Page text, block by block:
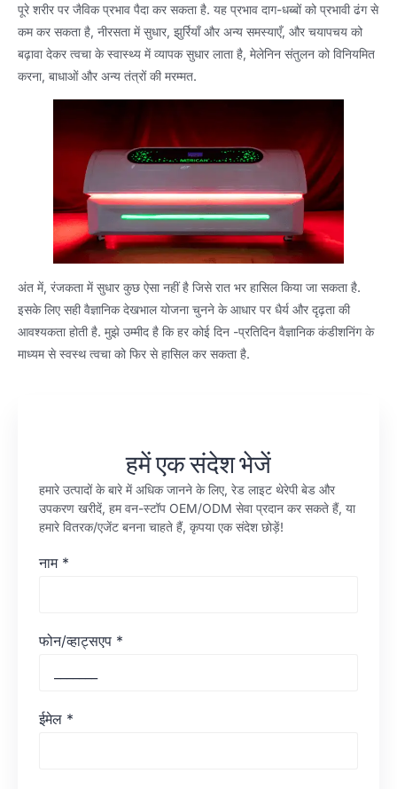
पूरे शरीर पर जैविक प्रभाव पैदा कर सकता है. यह प्रभाव दाग-धब्बों को प्रभावी ढंग से
कम कर सकता है, नीरसता में सुधार, झुर्रियाँ और अन्य समस्याएँ, और चयापचय को
बढ़ावा देकर त्वचा के स्वास्थ्य में व्यापक सुधार लाता है, मेलेनिन संतुलन को विनियमित
करना, बाधाओं और अन्य तंत्रों की मरम्मत.
अंत में, रंजकता में सुधार कुछ ऐसा नहीं है जिसे रात भर हासिल किया जा सकता है.
इसके लिए सही वैज्ञानिक देखभाल योजना चुनने के आधार पर धैर्य और दृढ़ता की
आवश्यकता होती है. मुझे उम्मीद है कि हर कोई दिन -प्रतिदिन वैज्ञानिक कंडीशनिंग के
माध्यम से स्वस्थ त्वचा को फिर से हासिल कर सकता है.
हमें एक संदेश भेजें
हमारे उत्पादों के बारे में अधिक जानने के लिए, रेड लाइट थेरेपी बेड और
उपकरण खरीदें, हम वन-स्टॉप OEM/ODM सेवा प्रदान कर सकते हैं, या
हमारे वितरक/एजेंट बनना चाहते हैं, कृपया एक संदेश छोड़ें!
नाम *
फोन/व्हाट्सएप *
ईमेल *